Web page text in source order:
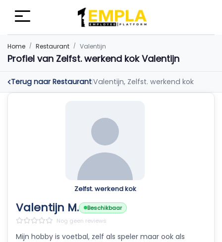
Home Restaurant Valentijn
Profiel van Zelfst. werkend kok Valentijn
Terug naar Restaurant|Valentijn, Zelfst. werkend kok
Zelfst. werkend kok
Valentijn M.
Beschikbaar
Nog geen reviews
Mijn hobby is voetbal, zelf als speler maar ook als